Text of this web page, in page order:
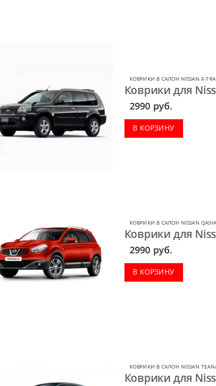
КОВРИКИ В САЛОН NISSAN X-
Коврики для
2990 руб.
В КОРЗИНУ
КОВРИКИ В САЛОН NISSAN
Коврики для
2990 руб.
В КОРЗИНУ
КОВРИКИ В САЛОН NISSAN
Коврики для